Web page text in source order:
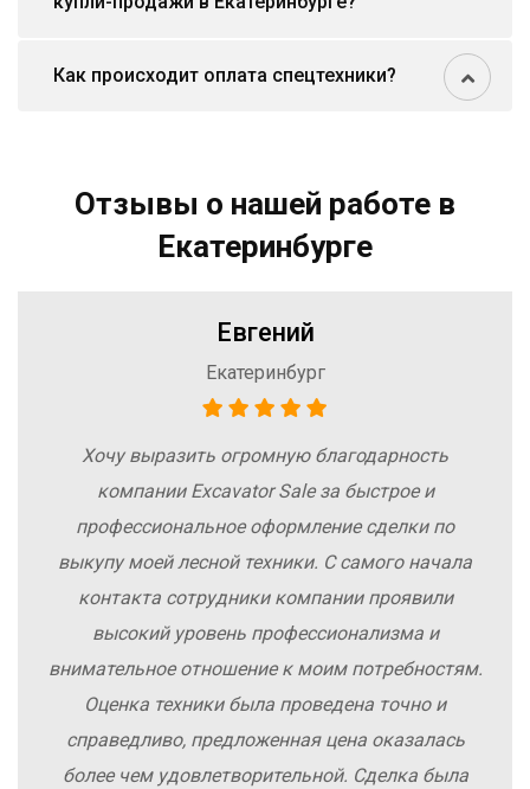
Как происходит оплата спецтехники?
Отзывы о нашей работе в
Екатеринбурге
Евгений
Екатеринбург
Хочу выразить огромную благодарность
компании Excavator Sale за быстрое и
профессиональное оформление сделки по
выкупу моей лесной техники. С самого начала
контакта сотрудники компании проявили
высокий уровень профессионализма и
внимательное отношение к моим потребностям.
Оценка техники была проведена точно и
справедливо, предложенная цена оказалась
более чем удовлетворительной. Сделка была